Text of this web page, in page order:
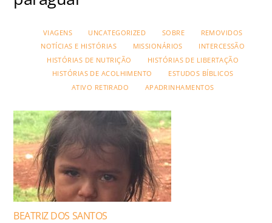
VIAGENS UNCATEGORIZED SOBRE
REMOVIDOS
NOTÍCIAS E HISTÓRIAS
MISSIONÁRIOS
INTERCESSÃO
HISTÓRIAS DE NUTRIÇÃO
HISTÓRIAS DE LIBERTAÇÃO
HISTÓRIAS DE ACOLHIMENTO
ESTUDOS BÍBLICOS
ATIVO RETIRADO
APADRINHAMENTOS
BEATRIZ DOS SANTOS